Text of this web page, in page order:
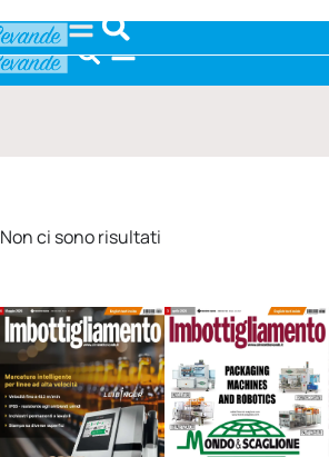
Non ci sono risultati